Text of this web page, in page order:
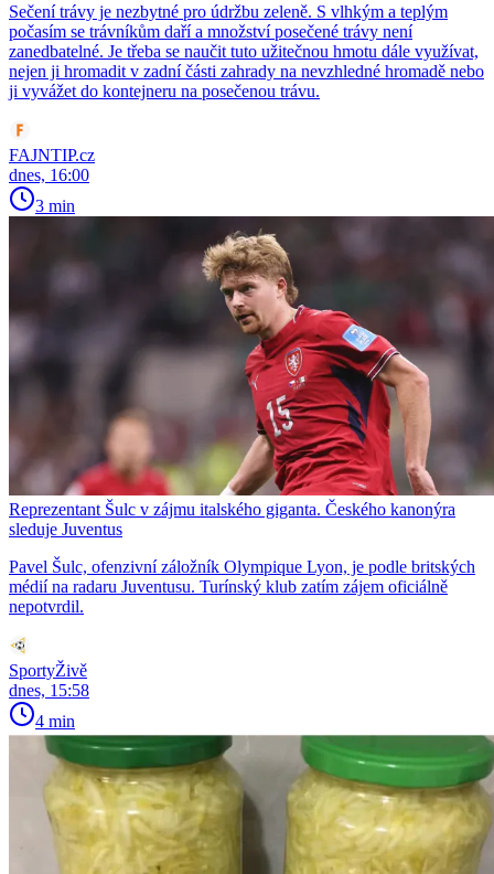
Sečení trávy je nezbytné pro údržbu zeleně. S vlhkým a teplým
počasím se trávníkům daří a množství posečené trávy není
zanedbatelné. Je třeba se naučit tuto užitečnou hmotu dále využívat,
nejen ji hromadit v zadní části zahrady na nevzhledné hromadě nebo
ji vyvážet do kontejneru na posečenou trávu.
FAJNTIP.cz
dnes, 16:00
3 min
Reprezentant Šulc v zájmu italského giganta. Českého kanonýra
sleduje Juventus
Pavel Šulc, ofenzivní záložník Olympique Lyon, je podle britských
médií na radaru Juventusu. Turínský klub zatím zájem oficiálně
nepotvrdil.
SportyŽivě
dnes, 15:58
4 min